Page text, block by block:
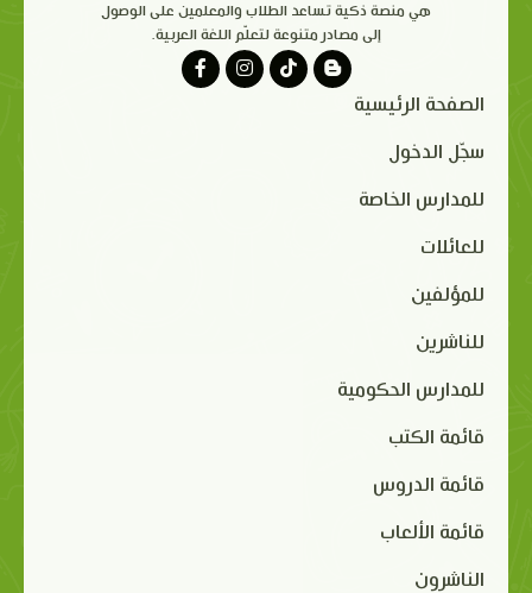
هي منصة ذكية تساعد الطلاب والمعلمين على الوصول
إلى مصادر متنوعة لتعلّم اللغة العربية.
الصفحة الرئيسية
سجّل الدخول
للمدارس الخاصة
للعائلات
للمؤلفين
للناشرين
للمدارس الحكومية
قائمة الكتب
قائمة الدروس
قائمة الألعاب
الناشرون